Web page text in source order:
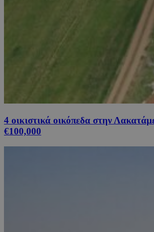
4 οικιστικά οικόπεδα στην
€100,000